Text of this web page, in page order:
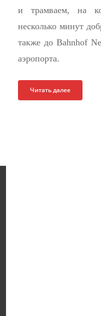
и трамваем, на
несколько минут
также до Bahnhof
аэропорта.
Читать далее